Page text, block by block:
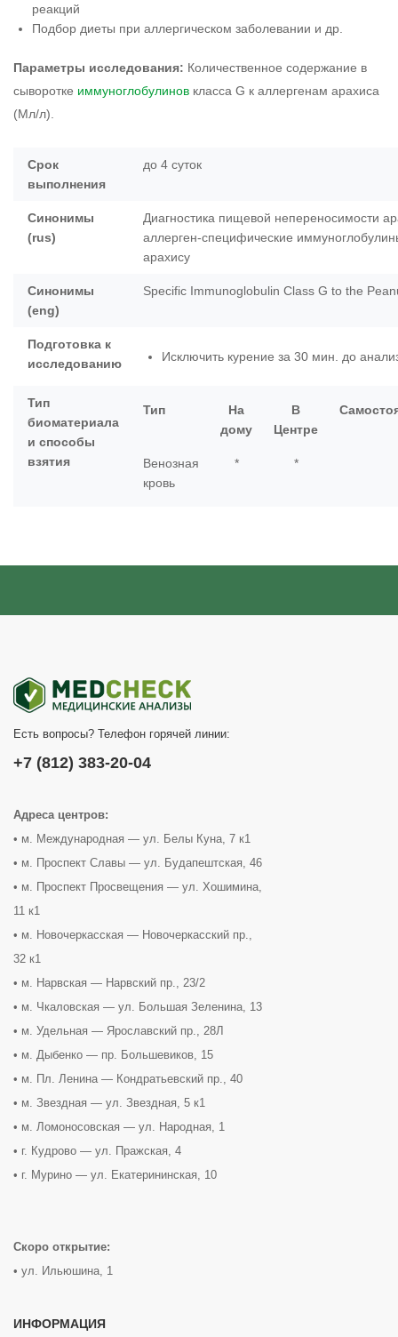
реакций
Подбор диеты при аллергическом заболевании и др.
Параметры исследования: Количественное содержание в
сыворотке иммуноглобулинов класса G к аллергенам арахиса
(Мл/л).
Срок
выполнения
до 4 суток
Синонимы
(rus)
Диагностика пищевой непереносимости
аллерген-специфические
арахису
Синонимы
(eng)
Specific Immunoglobulin Class G to the
Подготовка к
исследованию
Исключить курение за 30 мин. до
Тип
биоматериала
и способы
взятия
Тип
На
дому
В
Центре
Венозная
кровь
* *
Есть вопросы? Телефон горячей линии:
+7 (812) 383-20-04
Адреса центров:
• м. Международная — ул. Белы Куна, 7 к1
• м. Проспект Славы — ул. Будапештская, 46
• м. Проспект Просвещения — ул. Хошимина,
11 к1
• м. Новочеркасская — Новочеркасский пр.,
32 к1
• м. Нарвская — Нарвский пр., 23/2
• м. Чкаловская — ул. Большая Зеленина, 13
• м. Удельная — Ярославский пр., 28Л
• м. Дыбенко — пр. Большевиков, 15
• м. Пл. Ленина — Кондратьевский пр., 40
• м. Звездная — ул. Звездная, 5 к1
• м. Ломоносовская — ул. Народная, 1
• г. Кудрово — ул. Пражская, 4
• г. Мурино — ул. Екатерининская, 10
Скоро открытие:
• ул. Ильюшина, 1
ИНФОРМАЦИЯ